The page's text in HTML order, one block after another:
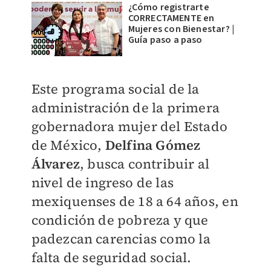
¿Cómo registrarte
CORRECTAMENTE en
Mujeres con Bienestar? |
Guía paso a paso
Este programa social de la
administración de la primera
gobernadora mujer del Estado
de México, Delfina Gómez
Álvarez, busca contribuir al
nivel de ingreso de las
mexiquenses de 18 a 64 años, en
condición de pobreza y que
padezcan carencias como la
falta de seguridad social.